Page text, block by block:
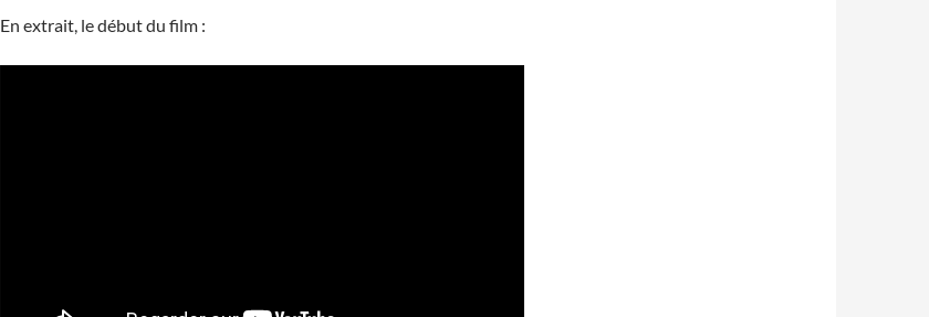
En extrait, le début du film :